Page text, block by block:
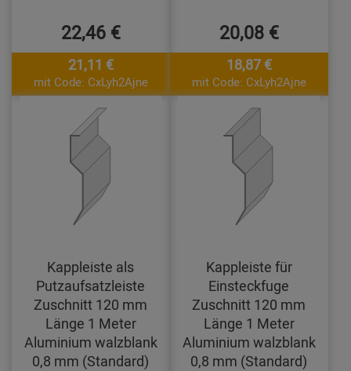
22,46 €
21,11 €
mit Code: CxLyh2Ajne
20,08 €
18,87 €
mit Code: CxLyh2Ajne
Kappleiste als
Putzaufsatzleiste
Zuschnitt 120 mm
Länge 1 Meter
Aluminium walzblank
0,8 mm (Standard)
Kappleiste für
Einsteckfuge
Zuschnitt 120 mm
Länge 1 Meter
Aluminium walzblank
0,8 mm (Standard)